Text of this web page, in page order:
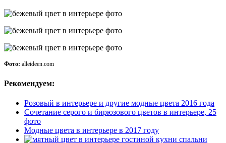
Фото: alleideen.com
Рекомендуем:
Розовый в интерьере и другие модные цвета 2016 года
Сочетание серого и бирюзового цветов в интерьере, 25
фото
Модные цвета в интерьере в 2017 году